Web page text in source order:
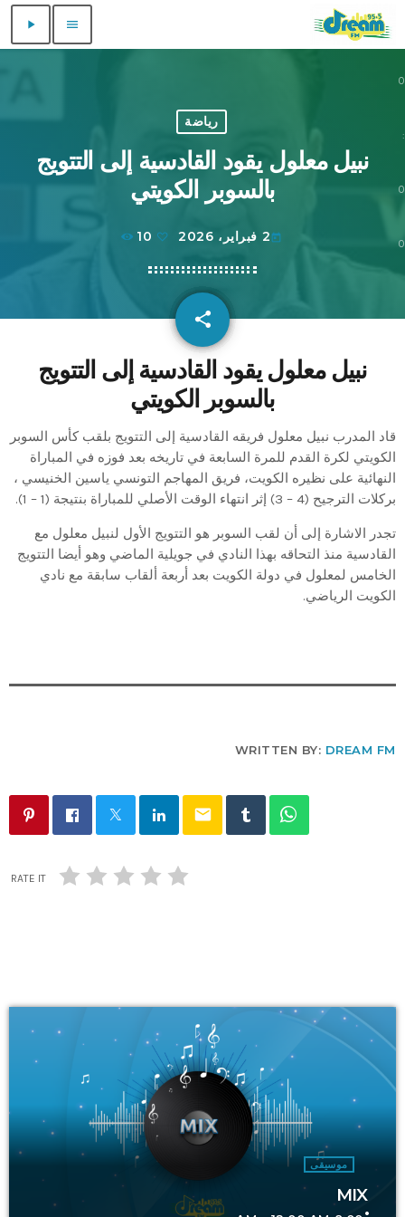
0
:
0
0
menu
play_arrow
رياضة
نبيل معلول يقود القادسية إلى التتويج
بالسوبر الكويتي
today2 فبراير، 2026 10
share
email
نبيل معلول يقود القادسية إلى التتويج
بالسوبر الكويتي
قاد المدرب نبيل معلول فريقه القادسية إلى التتويج بلقب كأس السوبر
الكويتي لكرة القدم للمرة السابعة في تاريخه بعد فوزه في المباراة
النهائية على نظيره الكويت، فريق المهاجم التونسي ياسين الخنيسي ،
بركلات الترجيح (4 – 3) إثر انتهاء الوقت الأصلي للمباراة بنتيجة (1 – 1).
تجدر الاشارة إلى أن لقب السوبر هو التتويج الأول لنبيل معلول مع
القادسية منذ التحاقه بهذا النادي في جويلية الماضي وهو أيضا التتويج
الخامس لمعلول في دولة الكويت بعد أربعة ألقاب سابقة مع نادي
الكويت الرياضي.
WRITTEN BY: DREAM FM
email
RATE IT
موسيقى
MIX